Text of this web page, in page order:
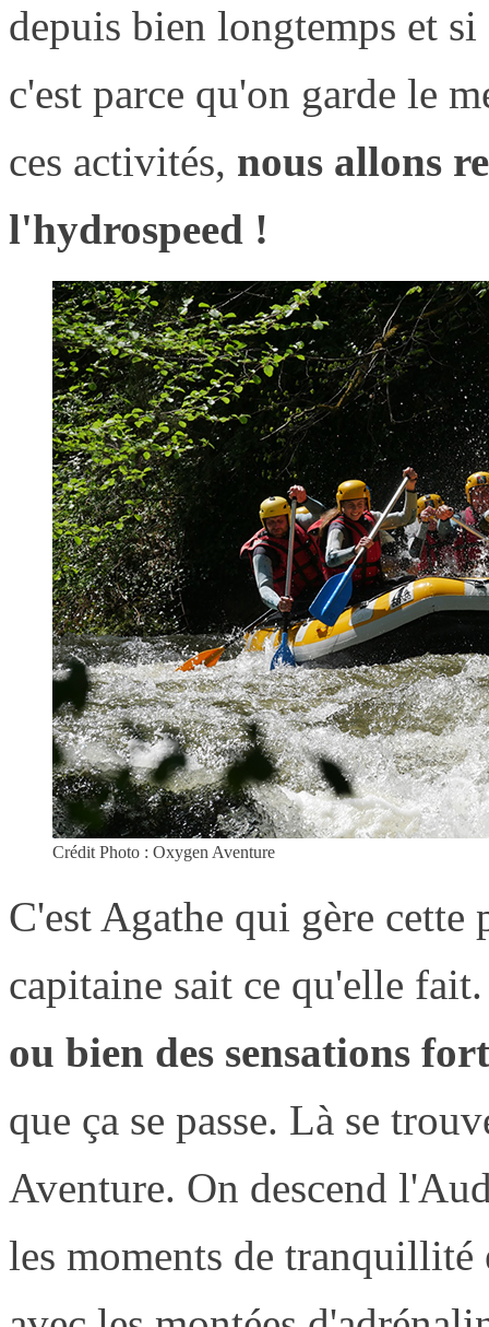
depuis bien longtemps et
c'est parce qu'on garde le
ces activités, nous allons
l'hydrospeed !
Crédit Photo : Oxygen Aventure
C'est Agathe qui gère
capitaine sait ce qu'elle
ou bien des sensations
que ça se passe. Là se
Aventure. On descend
les moments de